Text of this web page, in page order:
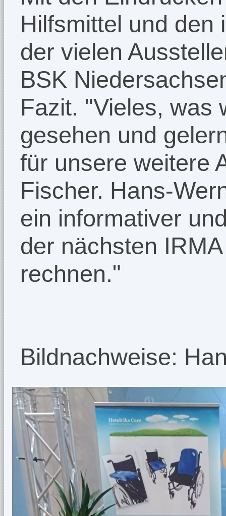
Hilfsmittel und den
der vielen
BSK
Fazit. "Vieles, was
gesehen und
für unsere weitere
Fischer. Hans-
ein informativer
der nächsten
rechnen."
Bildnachweise: